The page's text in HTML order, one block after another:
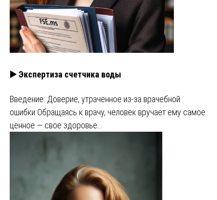
▶️ Экспертиза счетчика воды
Введение: Доверие, утраченное из-за врачебной
ошибки Обращаясь к врачу, человек вручает ему самое
ценное — свое здоровье…